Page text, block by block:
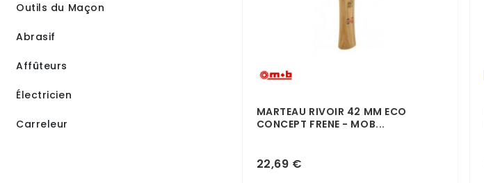
Outils du Maçon
Abrasif
Affûteurs
Électricien
Carreleur
MARTEAU RIVOIR 42 MM ECO
CONCEPT FRENE - MOB...
22,69 €